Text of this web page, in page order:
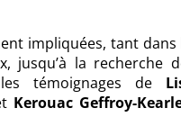
impliquées, tant
jusqu’à la recherche
témoignages de
Kerouac Geffroy-